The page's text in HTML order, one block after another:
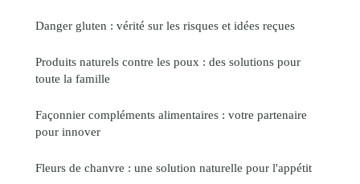
Danger gluten : vérité sur les risques et idées reçues
Produits naturels contre les poux : des solutions pour
toute la famille
Façonnier compléments alimentaires : votre partenaire
pour innover
Fleurs de chanvre : une solution naturelle pour l'appétit